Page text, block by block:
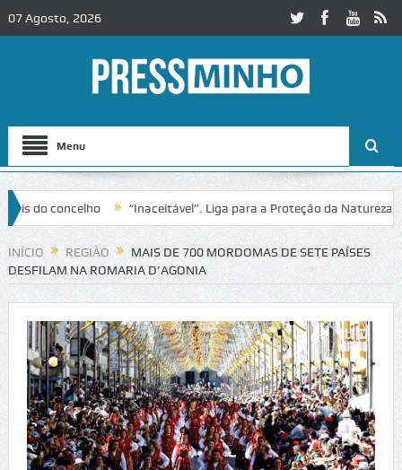
07 Agosto, 2026
Menu
concelho “Inaceitável”. Liga para a Proteção da Natureza
INÍCIO REGIÃO
MAIS DE 700 MORDOMAS DE SETE PAÍSES
DESFILAM NA ROMARIA D’AGONIA